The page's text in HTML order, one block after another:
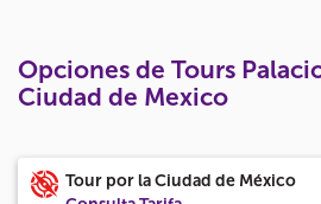
Opciones de Tours
Ciudad de Mexico
Tour por la Ciudad de México